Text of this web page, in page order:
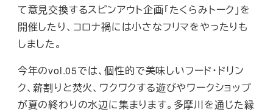
て意見交換するスピンアウト企画「たくらみトーク」を
開催したり、コロナ禍には小さなフリマをやったりも
しました。
今年のvol.05では、個性的で美味しいフード・ドリン
ク、薪割りと焚火、ワクワクする遊びやワークショップ
が夏の終わりの水辺に集まります。多摩川を通じた縁